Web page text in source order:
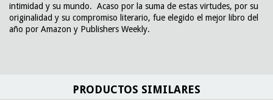
intimidad y su mundo. Acaso por la suma de estas virtudes, por su
originalidad y su compromiso literario, fue elegido el mejor libro del
año por Amazon y Publishers Weekly.
PRODUCTOS SIMILARES